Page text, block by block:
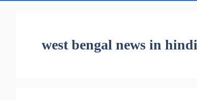
west bengal news in hindi